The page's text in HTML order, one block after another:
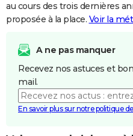
au cours des trois dernières
proposée à la place. Voir la
A ne pas manquer
Recevez nos astuces et
mail.
En savoir plus sur notre politique